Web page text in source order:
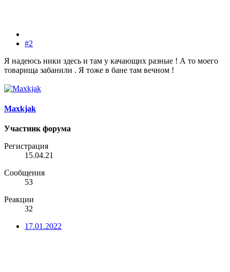
#2
Я надеюсь ники здесь и там у качающих разные ! А то моего
товарища забанили . Я тоже в бане там вечном !
Maxkjak
Участник форума
Регистрация
15.04.21
Сообщения
53
Реакции
32
17.01.2022